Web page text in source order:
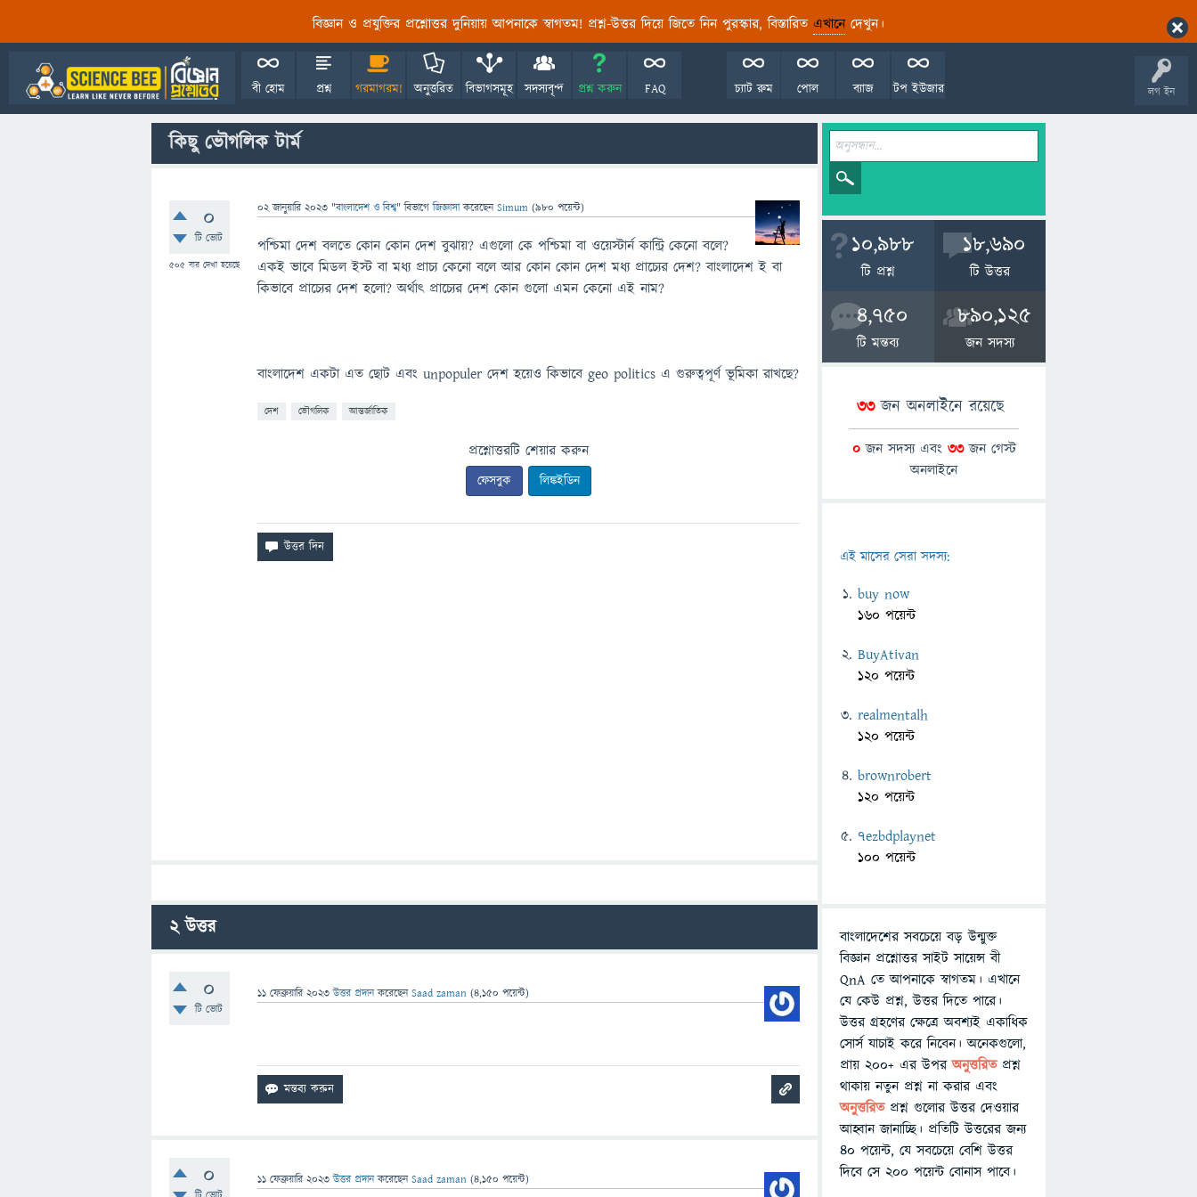
বিজ্ঞান ও প্রযুক্তির প্রশ্নোত্তর দুনিয়ায় আপনাকে স্বাগতম! প্রশ্ন-উত্তর দিয়ে জিতে নিন পুরস্কার, বিস্তারিত এখানেদেখুন।
লগ ইন
বী হোম প্রশ্ন গরমাগরম! অনুত্তরিত বিভাগসমূহ সদস্যবৃন্দ প্রশ্ন করুন FAQ টপ ইউজার
ব্যাজ
পোল
চ্যাট রুম
কিছু ভৌগলিক টার্ম
0
টি ভোট
505 বার দেখা হয়েছে
02 জানুয়ারি 2023 "বাংলাদেশ ও বিশ্ব" বিভাগে জিজ্ঞাসাকরেছেনSimum (980 পয়েন্ট)
পশ্চিমা দেশ বলতে কোন কোন দেশ বুঝায়? এগুলো কে পশ্চিমা বা ওয়েস্টার্ন কান্ট্রি কেনো বলে?
একই ভাবে মিডল ইস্ট বা মধ্য প্রাচ্য কেনো বলে আর কোন কোন দেশ মধ্য প্রাচ্যের দেশ? বাংলাদেশ ই বা
কিভাবে প্রাচ্যের দেশ হলো? অর্থাৎ প্রাচ্যের দেশ কোন গুলো এমন কেনো এই নাম?
বাংলাদেশ একটা এত ছোট এবং unpopuler দেশ হয়েও কিভাবে geo politics এ গুরুত্বপূর্ণ ভূমিকা রাখছে?
দেশ ভৌগলিক আন্তর্জাতিক
প্রশ্নোত্তরটি শেয়ার করুন
ফেসবুক লিঙ্কইডিন
2উত্তর
0
টি ভোট
11 ফেব্রুয়ারি 2023 উত্তর প্রদান করেছেনSaad zaman (4,150 পয়েন্ট)
0 11 ফেব্রুয়ারি 2023 উত্তর প্রদান করেছেনSaad zaman (4,150 পয়েন্ট)
10,988
টি প্রশ্ন
18,690
টি উত্তর
4,750
টি মন্তব্য
890,125
জন সদস্য
33জন অনলাইনে রয়েছে
0জন সদস্য এবং 33জন গেস্ট
অনলাইনে
এই মাসের সেরা সদস্য:
buy now
160 পয়েন্ট
BuyAtivan
120 পয়েন্ট
realmentalh
120 পয়েন্ট
brownrobert
120 পয়েন্ট
7ezbdplaynet
100 পয়েন্ট
বাংলাদেশের সবচেয়ে বড় উন্মুক্ত
বিজ্ঞান প্রশ্নোত্তর সাইট সায়েন্স বী
QnA তে আপনাকে স্বাগতম। এখানে
যে কেউ প্রশ্ন, উত্তর দিতে পারে।
উত্তর গ্রহণের ক্ষেত্রে অবশ্যই একাধিক
সোর্স যাচাই করে নিবেন। অনেকগুলো,
প্রায় ২০০+ এর উপরঅনুত্তরিতপ্রশ্ন
থাকায় নতুন প্রশ্ন না করার এবং
অনুত্তরিত প্রশ্ন গুলোর উত্তর দেওয়ার
আহ্বান জানাচ্ছি। প্রতিটি উত্তরের জন্য
৪০ পয়েন্ট, যে সবচেয়ে বেশি উত্তর
দিবে সে ২০০ পয়েন্ট বোনাস পাবে।